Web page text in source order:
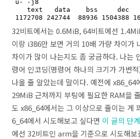
u- -j8
1172708 242744  88936 1504388
32비트에서는 0.6MiB, 64비트에선
이랑 i386만 보면 거의 10배 가량 차이가
차이가 많이 나는지도 좀 궁금하다. 나는
령어 인코딩(명령어 하나의 크기가 가변
나올 줄 알았는데 말이다. 예전에 x86_64
29MiB 근처까지 부팅에 필요한 RAM을
도 x86_64에서는 그 이상으로 줄이는 게
6_64에서 시도해보고 싶다면 이 글의 단
에선 32비트인 arm을 기준으로 시도해보